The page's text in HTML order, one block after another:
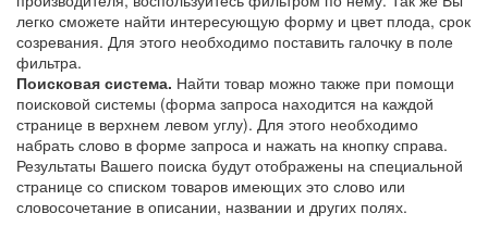
легко сможете найти интересующую форму и цвет плода, срок
созревания. Для этого необходимо поставить галочку в поле
фильтра.
Поисковая система. Найти товар можно также при помощи
поисковой системы (форма запроса находится на каждой
странице в верхнем левом углу). Для этого необходимо
набрать слово в форме запроса и нажать на кнопку справа.
Результаты Вашего поиска будут отображены на специальной
странице со списком товаров имеющих это слово или
словосочетание в описании, названии и других полях.